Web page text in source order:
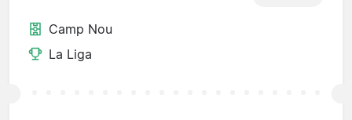
Camp Nou
La Liga